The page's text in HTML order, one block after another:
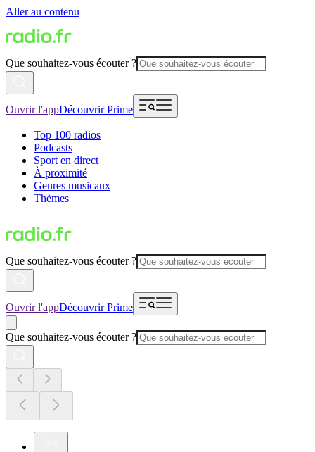
Aller au contenu
Que souhaitez-vous écouter ?
Ouvrir l'appDécouvrir Prime
Top 100 radios
Podcasts
Sport en direct
À proximité
Genres musicaux
Thèmes
Que souhaitez-vous écouter ?
Ouvrir l'appDécouvrir Prime
Que souhaitez-vous écouter ?